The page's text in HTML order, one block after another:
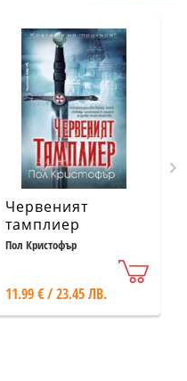
Червеният
тамплиер
Пол Кристофър
11.99 € / 23.45 ЛВ.